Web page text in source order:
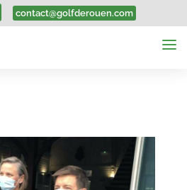
contact@golfderouen.com